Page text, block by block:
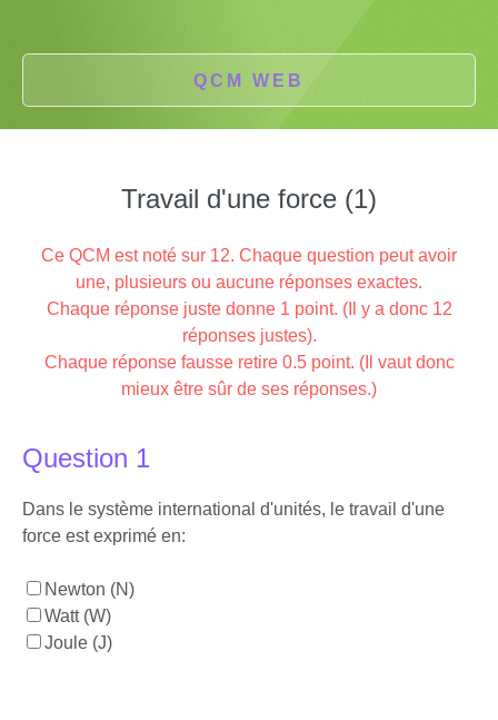
QCM WEB
Travail d'une force (1)
Ce QCM est noté sur 12. Chaque question peut avoir
une, plusieurs ou aucune réponses exactes.
Chaque réponse juste donne 1 point. (Il y a donc 12
réponses justes).
Chaque réponse fausse retire 0.5 point. (Il vaut donc
mieux être sûr de ses réponses.)
Question 1
Dans le système international d'unités, le travail d'une
force est exprimé en:
Newton (N)
Watt (W)
Joule (J)